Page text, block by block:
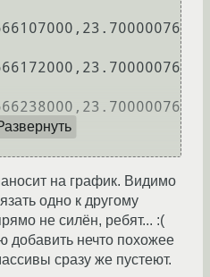
на график. Видимо
одно к другому
не силён, ребят... :(
добавить нечто похожее
сразу же пустеют.